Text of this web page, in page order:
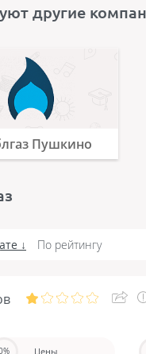
другие
Пушкино
По рейтингу
Цены